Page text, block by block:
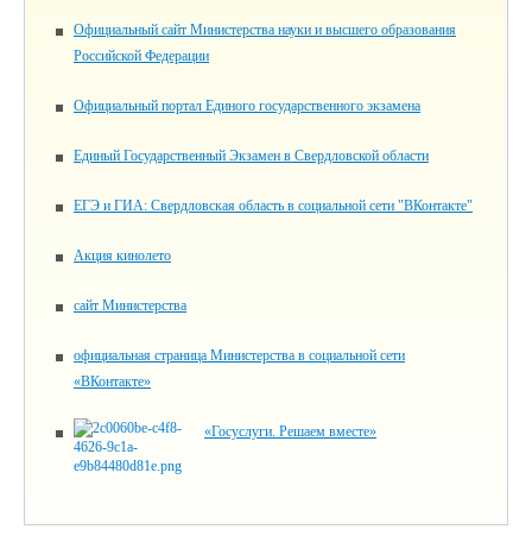
Официальный сайт Министерства науки и высшего образования
Российской Федерации
Официальный портал Единого государственного экзамена
Единый Государственный Экзамен в Свердловской области
ЕГЭ и ГИА: Свердловская область в социальной сети "ВКонтакте"
Акция кинолето
сайт Министерства
официальная страница Министерства в социальной сети
«ВКонтакте»
«Госуслуги. Решаем вместе»